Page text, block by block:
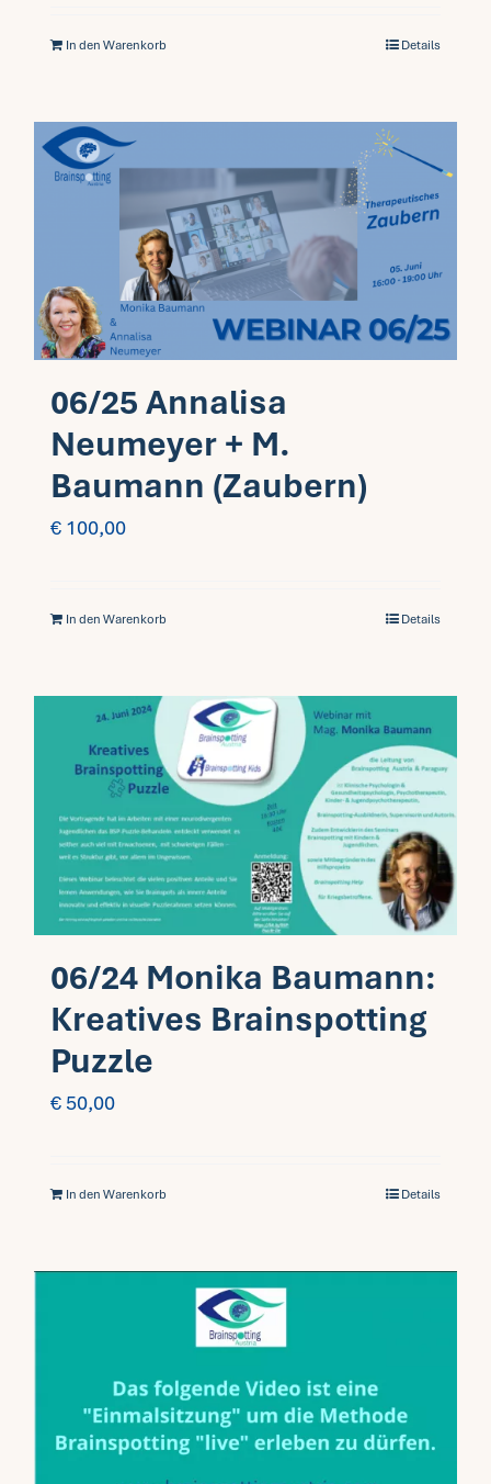
In den Warenkorb Details
06/25 Annalisa
Neumeyer + M.
Baumann (Zaubern)
€ 100,00
In den Warenkorb Details
06/24 Monika Baumann:
Kreatives Brainspotting
Puzzle
€ 50,00
In den Warenkorb Details